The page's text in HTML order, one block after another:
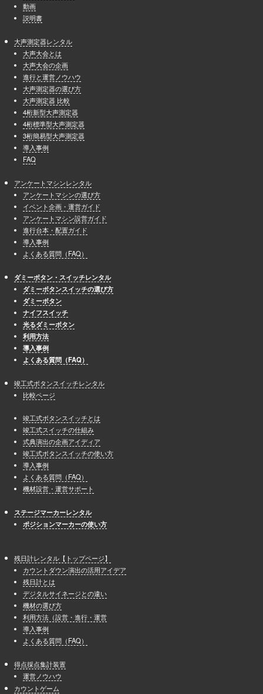
動画
説明書
大声測定器レンタル
大声大会とは
大声大会の企画
進行と運営ノウハウ
大声測定器の選び方
大声測定器 比較
4桁新型大声測定器
4桁標準型大声測定器
3桁簡易型大声測定器
導入事例
FAQ
アンケートマシンレンタル
アンケートマシンの選び方
イベント企画・運営ガイド
アンケートマシン設営ガイド
進行台本・配置ガイド
導入事例
よくある質問（FAQ）
ダミーボタン・スイッチレンタル
ダミーボタンスイッチの選び方
ダミーボタン
ナイフスイッチ
光るダミーボタン
利用方法
導入事例
よくある質問（FAQ）
竣工式ボタンスイッチレンタル
比較ページ
竣工式ボタンスイッチとは
竣工式スイッチの仕組み
式典演出の企画アイディア
竣工式ボタンスイッチの使い方
導入事例
よくある質問（FAQ）
機材設営・運営サポート
ステージマーカーレンタル
ポジションマーカーの使い方
残日計レンタル【トップページ】
カウントダウン演出の活用アイデア
残日計とは
デジタルサイネージとの違い
機材の選び方
利用方法（設営・進行・運営
導入事例
よくある質問（FAQ）
得点採点集計装置
運営ノウハウ
カウントゲーム